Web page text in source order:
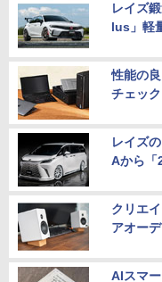
レイズ
lus」軽
性能の
チェック
レイズ
Aから「
クリエ
アオー
AIスマ